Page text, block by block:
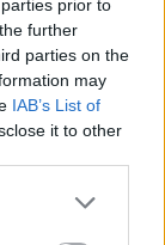
prior to
further
parties on the
may
IAB’s List of
it to other
more Google